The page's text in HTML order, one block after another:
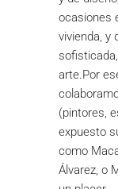
ocasiones
vivienda, y
arte.Por
(pintores,
expuesto
como
Álvarez, o